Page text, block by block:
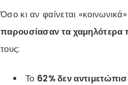
Όσο κι αν φαίνεται
παρουσίασαν τα χαμηλότερα
τους:
Το 62% δεν